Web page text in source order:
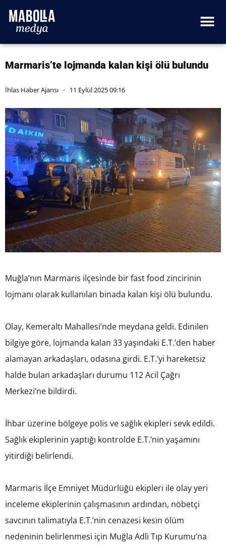
Marmaris’te lojmanda kalan kişi ölü bulundu
İhlas Haber Ajansı 11 Eylül 2025 09:16
Muğla’nın Marmaris ilçesinde bir fast food zincirinin
lojmanı olarak kullanılan binada kalan kişi ölü bulundu.
Olay, Kemeraltı Mahallesi’nde meydana geldi. Edinilen
bilgiye göre, lojmanda kalan 33 yaşındaki E.T.’den haber
alamayan arkadaşları, odasına girdi. E.T.’yi hareketsiz
halde bulan arkadaşları durumu 112 Acil Çağrı
Merkezi’ne bildirdi.
İhbar üzerine bölgeye polis ve sağlık ekipleri sevk edildi.
Sağlık ekiplerinin yaptığı kontrolde E.T.’nin yaşamını
yitirdiği belirlendi.
Marmaris İlçe Emniyet Müdürlüğü ekipleri ile olay yeri
inceleme ekiplerinin çalışmasının ardından, nöbetçi
savcının talimatıyla E.T.’nin cenazesi kesin ölüm
nedeninin belirlenmesi için Muğla Adli Tıp Kurumu’na